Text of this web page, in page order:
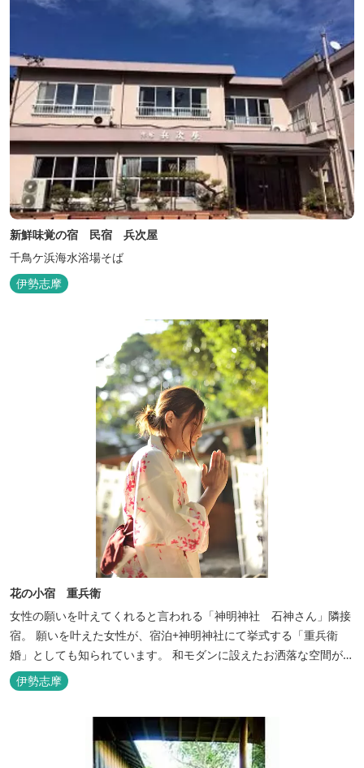
新鮮味覚の宿 民宿 兵次屋
千鳥ケ浜海水浴場そば
伊勢志摩
花の小宿 重兵衛
女性の願いを叶えてくれると言われる「神明神社 石神さん」隣接
宿。 願いを叶えた女性が、宿泊+神明神社にて挙式する「重兵衛
婚」としても知られています。 和モダンに設えたお洒落な空間が女
性に人気。
伊勢志摩